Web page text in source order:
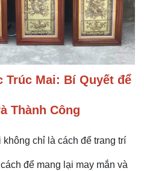
Trúc Mai: Bí Quyết để
Thành Công
không chỉ là cách để trang trí
để mang lại may mắn và